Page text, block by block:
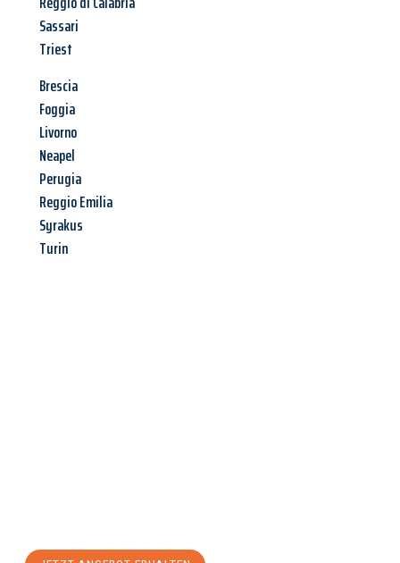
Sassari
Triest
Brescia
Foggia
Livorno
Neapel
Perugia
Reggio Emilia
Syrakus
Turin